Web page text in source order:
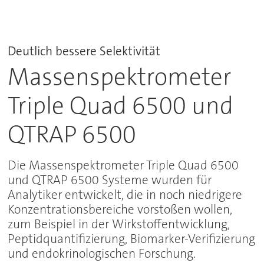
Deutlich bessere Selektivität
Massenspektrometer
Triple Quad 6500 und
QTRAP 6500
Die Massenspektrometer Triple Quad 6500
und QTRAP 6500 Systeme wurden für
Analytiker entwickelt, die in noch niedrigere
Konzentrationsbereiche vorstoßen wollen,
zum Beispiel in der Wirkstoffentwicklung,
Peptidquantifizierung, Biomarker-Verifizierung
und endokrinologischen Forschung.